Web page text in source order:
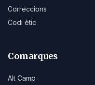
Correccions
Codi ètic
Comarques
Alt Camp